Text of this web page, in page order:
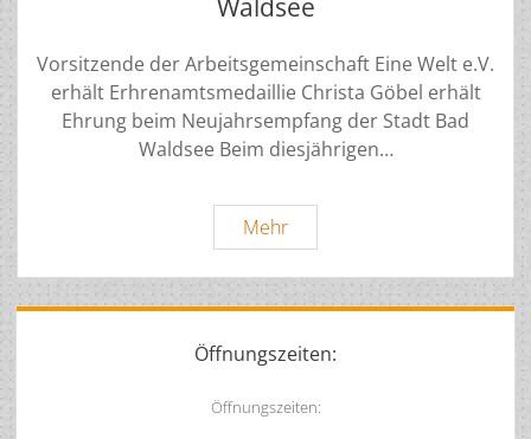
Vorsitzende der Arbeitsgemeinschaft Eine Welt e.V.
erhält Erhrenamtsmedaillie Christa Göbel erhält
Ehrung beim Neujahrsempfang der Stadt Bad
Waldsee Beim diesjährigen…
MehrEhrenamtsmedaille
der
Stadt
Bad
Waldsee
Sidebar
Öffnungszeiten:
Öffnungszeiten: